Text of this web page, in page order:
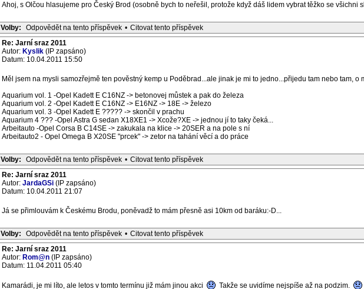
Ahoj, s Olčou hlasujeme pro Český Brod (osobně bych to neřešil, protože když dáš lidem vybrat těžko se všichni
Volby: Odpovědět na tento příspěvek • Citovat tento příspěvek
Re: Jarní sraz 2011
Autor: Kyslik (IP zapsáno)
Datum: 10.04.2011 15:50
Měl jsem na mysli samozřejmě ten pověstný kemp u Poděbrad...ale jinak je mi to jedno...přijedu tam nebo tam, o
Aquarium vol. 1 -Opel Kadett E C16NZ -> betonovej můstek a pak do železa
Aquarium vol. 2 -Opel Kadett E C16NZ -> E16NZ -> 18E -> železo
Aquarium vol. 3 -Opel Kadett E ????? -> skončil v prachu
Aquarium 4 ??? -Opel Astra G sedan X18XE1 -> Xcože?XE -> jednou jí to taky čeká...
Arbeitauto -Opel Corsa B C14SE -> zakukala na klice -> 20SER a na pole s ní
Arbeitauto2 - Opel Omega B X20SE "prcek" -> zetor na tahání věcí a do práce
Volby: Odpovědět na tento příspěvek • Citovat tento příspěvek
Re: Jarní sraz 2011
Autor: JardaGSi (IP zapsáno)
Datum: 10.04.2011 21:07
Já se přimlouvám k Českému Brodu, poněvadž to mám přesně asi 10km od baráku:-D...
Volby: Odpovědět na tento příspěvek • Citovat tento příspěvek
Re: Jarní sraz 2011
Autor: Rom@n (IP zapsáno)
Datum: 11.04.2011 05:40
Kamarádi, je mi líto, ale letos v tomto termínu již mám jinou akci Takže se uvidíme nejspíše až na podzim.